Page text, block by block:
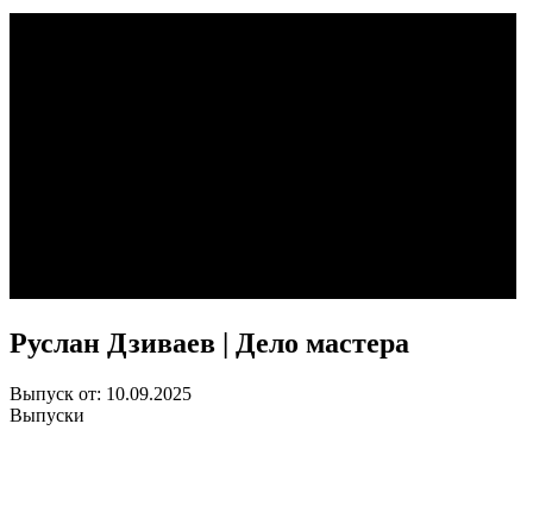
Руслан Дзиваев | Дело мастера
Выпуск от: 10.09.2025
Выпуски